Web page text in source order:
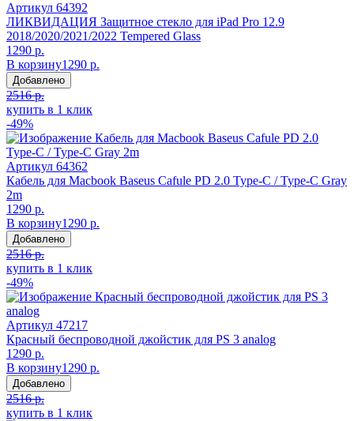
Артикул 64392
ЛИКВИДАЦИЯ Защитное стекло для iPad Pro 12.9
2018/2020/2021/2022 Tempered Glass
1290 р.
В корзину1290 р.
Добавлено
2516 р.
купить в 1 клик
-49%
Артикул 64362
Кабель для Macbook Baseus Cafule PD 2.0 Type-C / Type-C Gray
2m
1290 р.
В корзину1290 р.
Добавлено
2516 р.
купить в 1 клик
-49%
Артикул 47217
Красный беспроводной джойстик для PS 3 analog
1290 р.
В корзину1290 р.
Добавлено
2516 р.
купить в 1 клик